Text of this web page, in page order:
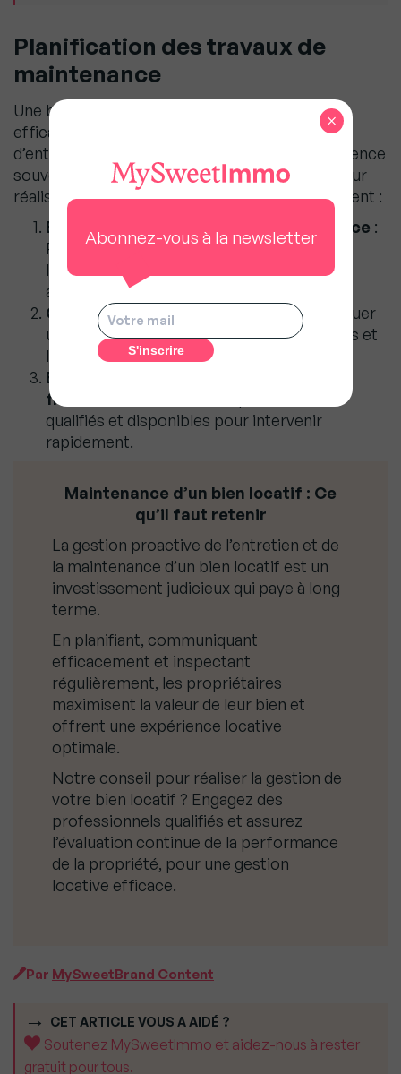
Planification des travaux de
maintenance
Une bonne planification permet de gérer
efficacement les réparations et les travaux
d’entretien, évitant ainsi les interventions d’urgence
souvent coûteuses. Voici quelques conseils pour
réaliser vos travaux de maintenance efficacement :
Etablissez un calendrier de maintenance :
Prévoyez les tâches saisonnières comme
l’entretien des systèmes de chauffage en
automne.
Gérez un budget de maintenance
: Allouer
un budget annuel pour les travaux courants et
les réparations imprévues.
Engagez des prestataires de service
fiables
qualifiés et disponibles pour intervenir
rapidement.
Maintenance d’un bien locatif : Ce
qu’il faut retenir
La gestion proactive de l’entretien et de
la maintenance d’un bien locatif est un
investissement judicieux qui paye à long
terme.
En planifiant, communiquant
efficacement et inspectant
régulièrement, les propriétaires
maximisent la valeur de leur bien et
offrent une expérience locative
optimale.
Notre conseil pour réaliser la gestion de
votre bien locatif ? Engagez des
professionnels qualifiés et assurez
l’évaluation continue de la performance
de la propriété, pour une gestion
locative efficace.
Par MySweetBrand Content
CET ARTICLE VOUS A AIDÉ ?
Soutenez MySweetImmo et aidez-nous à rester
gratuit pour tous.
Abonnez-vous à la newsletter
×